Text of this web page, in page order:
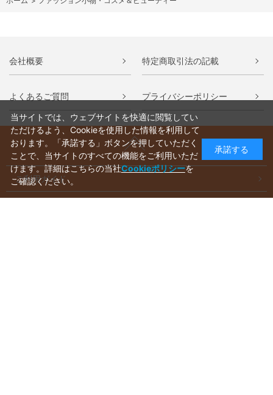
会社概要 特定商取引法の記載
よくあるご質問 プライバシーポリシー
ご利用ガイド
当サイトでは、ウェブサイトを快適に閲覧してい
ただけるよう、Cookieを使用した情報を利用して
おります。「承諾する」ボタンを押していただく
ことで、当サイトのすべての機能をご利用いただ
けます。詳細はこちらの当社Cookieポリシーを
ご確認ください。
承諾する